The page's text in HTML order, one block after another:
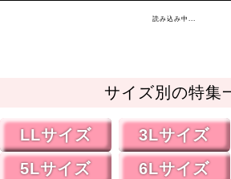
読み込み中...
サイズ別の特集
LLサイズ 3Lサイズ
5Lサイズ
6Lサイズ